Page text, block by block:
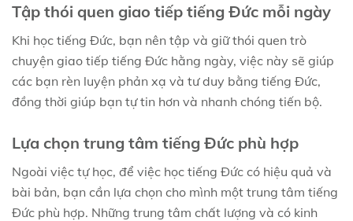
Tập thói quen giao tiếp tiếng Đức mỗi ngày
Khi học tiếng Đức, bạn nên tập và giữ thói quen trò
chuyện giao tiếp tiếng Đức hằng ngày, việc này sẽ giúp
các bạn rèn luyện phản xạ và tư duy bằng tiếng Đức,
đồng thời giúp bạn tự tin hơn và nhanh chóng tiến bộ.
Lựa chọn trung tâm tiếng Đức phù hợp
Ngoài việc tự học, để việc học tiếng Đức có hiệu quả và
bài bản, bạn cần lựa chọn cho mình một trung tâm tiếng
Đức phù hợp. Những trung tâm chất lượng và có kinh